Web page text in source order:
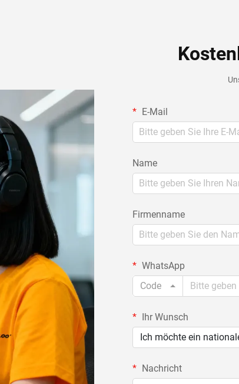
E-Mail
Name
Firmenname
WhatsApp
Code
Ihr Wunsch
Ich möchte ein
Nachricht